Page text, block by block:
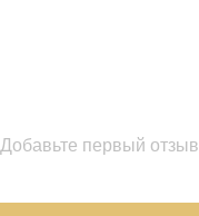
Добавьте первый отзыв